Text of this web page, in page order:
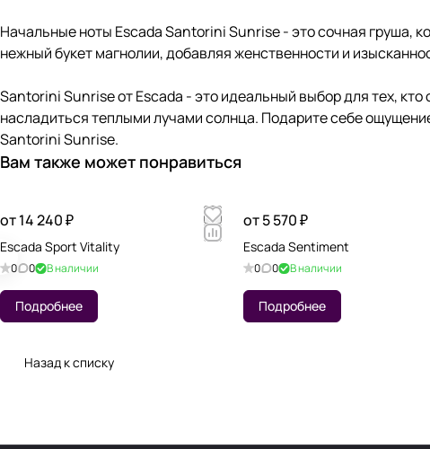
Начальные ноты Escada Santorini Sunrise - это сочная груша,
нежный букет магнолии, добавляя женственности и
Santorini Sunrise от Escada - это идеальный выбор для тех,
насладиться теплыми лучами солнца. Подарите себе
Santorini Sunrise.
Вам также может понравиться
от 14 240 ₽
Escada Sport Vitality
0 0 В наличии
Подробнее
от 5 570 ₽
Escada Sentiment
0 0 В наличии
Подробнее
Назад к списку